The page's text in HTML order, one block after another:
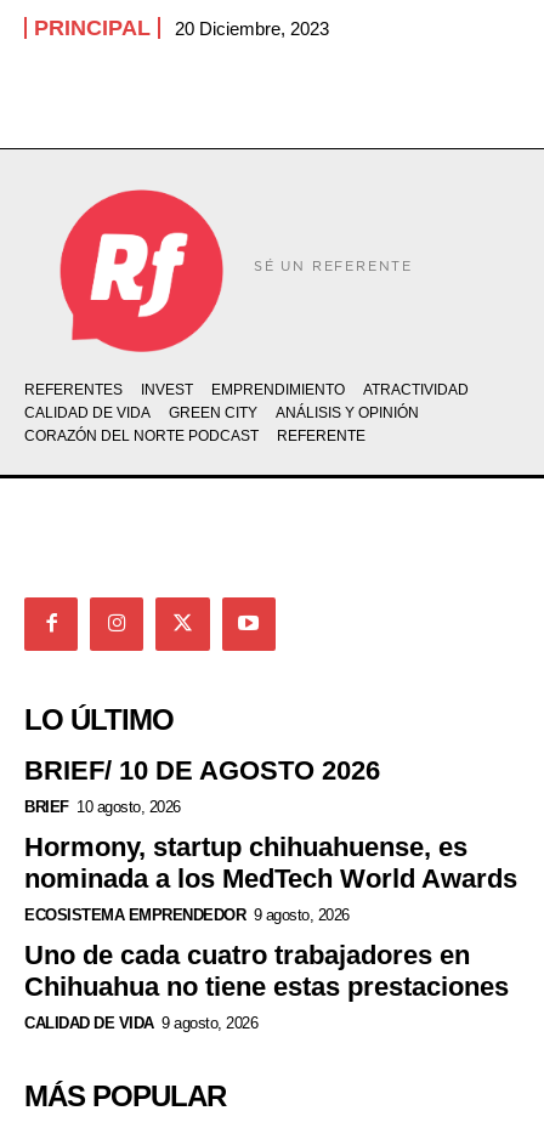
PRINCIPAL 20 Diciembre, 2023
SÉ UN REFERENTE
REFERENTES INVEST EMPRENDIMIENTO
ATRACTIVIDAD
CALIDAD DE VIDA
GREEN CITY
ANÁLISIS Y OPINIÓN
CORAZÓN DEL NORTE PODCAST
REFERENTE
LO ÚLTIMO
BRIEF/ 10 DE AGOSTO 2026
BRIEF 10 agosto, 2026
Hormony, startup chihuahuense, es
nominada a los MedTech World Awards
ECOSISTEMA EMPRENDEDOR 9 agosto, 2026
Uno de cada cuatro trabajadores en
Chihuahua no tiene estas prestaciones
CALIDAD DE VIDA 9 agosto, 2026
MÁS POPULAR